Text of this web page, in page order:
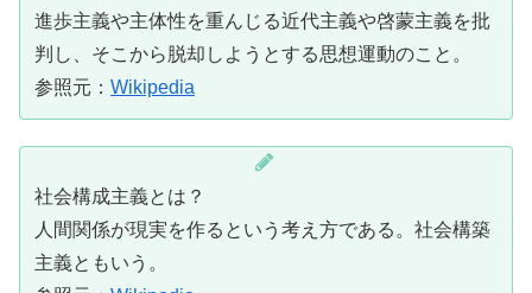
進歩主義や主体性を重んじる近代主義や啓蒙主義を批
判し、そこから脱却しようとする思想運動のこと。
参照元： Wikipedia
社会構成主義とは？
人間関係が現実を作るという考え方である。社会構築
主義ともいう。